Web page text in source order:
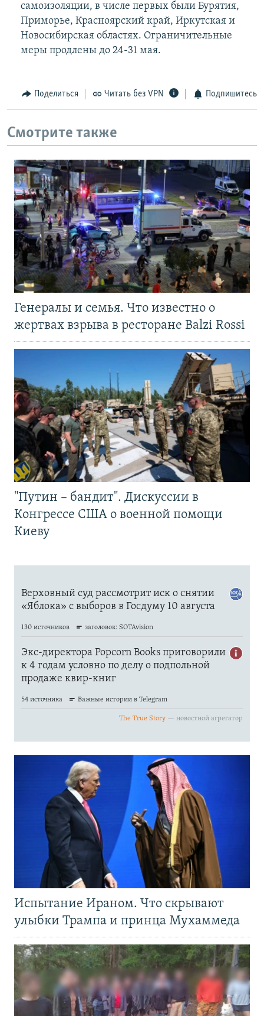
самоизоляции, в числе первых были Бурятия,
Приморье, Красноярский край, Иркутская и
Новосибирская областях. Ограничительные
меры продлены до 24-31 мая.
Поделиться Читать без VPN Подпишитесь
Смотрите также
Генералы и семья. Что известно о
жертвах взрыва в ресторане Balzi Rossi
"Путин – бандит". Дискуссии в
Конгрессе США о военной помощи
Киеву
Испытание Ираном. Что скрывают
улыбки Трампа и принца Мухаммеда